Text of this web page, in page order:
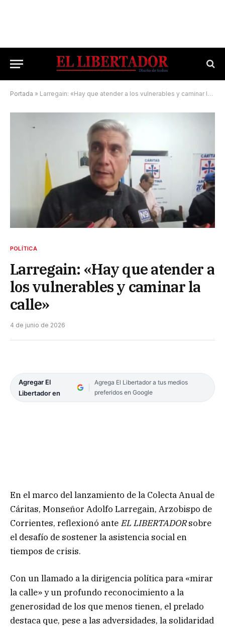
Portada » Larregain: «Hay que atender a los vulnerables y caminar la calle»
POLÍTICA
Larregain: «Hay que atender a
los vulnerables y caminar la
calle»
4 de junio de 2026
Agregar El
Libertador en
Agrega El Libertador a tus medios
preferidos en Google
En el marco del lanzamiento de la Colecta Anual de
Cáritas, Monseñor Adolfo Larregain, Arzobispo de
Corrientes, reflexionó ante EL LIBERTADORsobre
el desafío de sostener la asistencia social en
tiempos de crisis.
Con un llamado a la dirigencia política para «mirar
la calle» y un profundo reconocimiento a la
generosidad de los que menos tienen, el prelado
destaca que, pese a las adversidades, la solidaridad